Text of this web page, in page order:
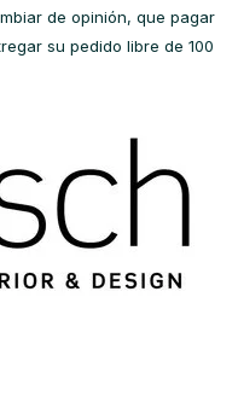
de opinión, que pagar
su pedido libre de 100